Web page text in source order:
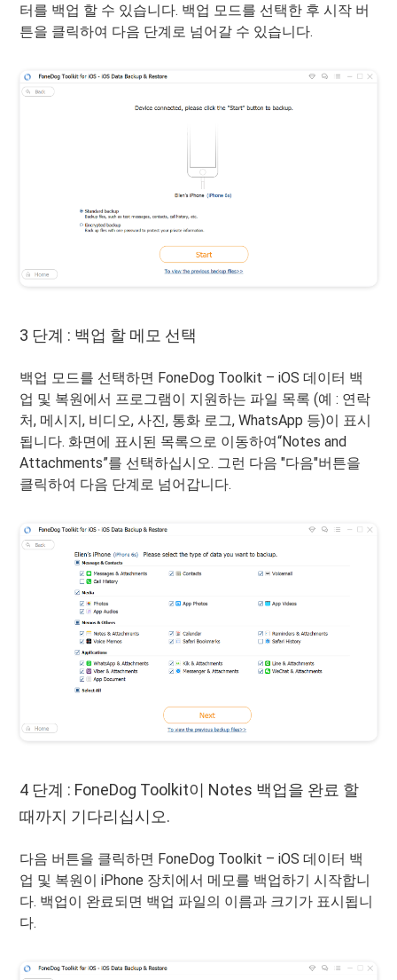
터를 백업 할 수 있습니다. 백업 모드를 선택한 후 시작 버
튼을 클릭하여 다음 단계로 넘어갈 수 있습니다.
3 단계 : 백업 할 메모 선택
백업 모드를 선택하면 FoneDog Toolkit – iOS 데이터 백
업 및 복원에서 프로그램이 지원하는 파일 목록 (예 : 연락
처, 메시지, 비디오, 사진, 통화 로그, WhatsApp 등)이 표시
됩니다. 화면에 표시된 목록으로 이동하여“Notes and
Attachments”를 선택하십시오. 그런 다음 "다음"버튼을
클릭하여 다음 단계로 넘어갑니다.
4 단계 : FoneDog Toolkit이 Notes 백업을 완료 할
때까지 기다리십시오.
다음 버튼을 클릭하면 FoneDog Toolkit – iOS 데이터 백
업 및 복원이 iPhone 장치에서 메모를 백업하기 시작합니
다. 백업이 완료되면 백업 파일의 이름과 크기가 표시됩니
다.